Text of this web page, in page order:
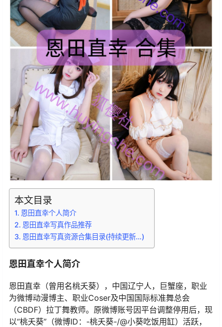
本文目录
恩田直幸个人简介
恩田直幸写真作品推荐
恩田直幸写真资源合集目录(持续更新…)
恩田直幸个人简介
恩田直幸（曾用名桃夭葵），中国辽宁人，巨蟹座，职业
为微博动漫博主、职业Coser及中国国际标准舞总会
（CBDF）拉丁舞教师。原微博账号因平台调整停用后，现
以“桃夭葵”（微博ID：-桃夭葵-/@小葵吃饭用缸）活跃，